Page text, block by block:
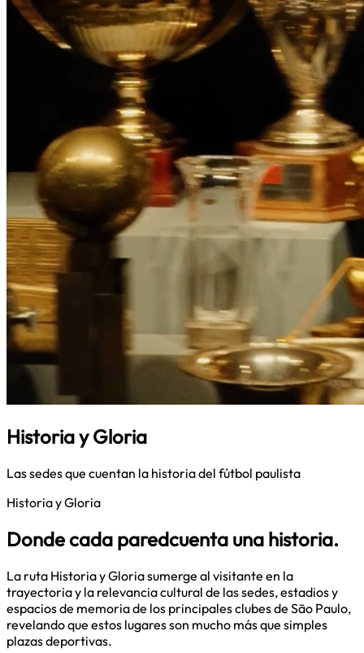
Historia y Gloria
Las sedes que cuentan la historia del fútbol paulista
Historia y Gloria
Dondecada paredcuenta una historia.
La ruta Historia y Gloria sumerge al visitante en la
trayectoria y la relevancia cultural de las sedes, estadios y
espacios de memoria de los principales clubes de São Paulo,
revelando que estos lugares son mucho más que simples
plazas deportivas.